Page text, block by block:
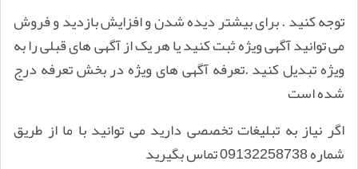
توجه کنید . برای بیشتر دیده شدن و افزایش بازدید و فروش
می توانید آگهی ویژه ثبت کنید یا هر یک از آگهی های قبلی را به
ویژه تبدیل کنید .تعرفه آگهی های ویژه در بخش تعرفه درج
شده است
اگر نیاز به تبلیغات تخصصی دارید می توانید با ما از طریق
شماره 09132258738 تماس بگیرید